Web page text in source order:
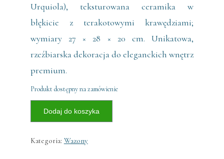
Urquiola), teksturowana ceramika w
błękicie z terakotowymi krawędziami;
wymiary 27 × 28 × 20 cm. Unikatowa,
rzeźbiarska dekoracja do eleganckich wnętrz
premium.
Produkt dostępny na zamówienie
Wazon
Dodaj do koszyka
Kategoria: Wazony